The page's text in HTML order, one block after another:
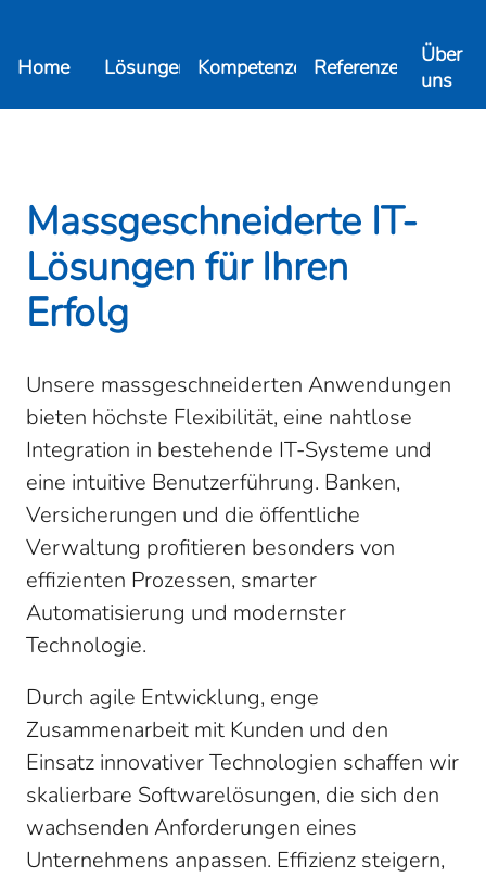
Home Lösungen Kompetenzen Referenzen
Über
uns
Massgeschneiderte IT-
Lösungen für Ihren
Erfolg
Unsere massgeschneiderten Anwendungen
bieten höchste Flexibilität, eine nahtlose
Integration in bestehende IT-Systeme und
eine intuitive Benutzerführung. Banken,
Versicherungen und die öffentliche
Verwaltung profitieren besonders von
effizienten Prozessen, smarter
Automatisierung und modernster
Technologie.
Durch agile Entwicklung, enge
Zusammenarbeit mit Kunden und den
Einsatz innovativer Technologien schaffen wir
skalierbare Softwarelösungen, die sich den
wachsenden Anforderungen eines
Unternehmens anpassen. Effizienz steigern,